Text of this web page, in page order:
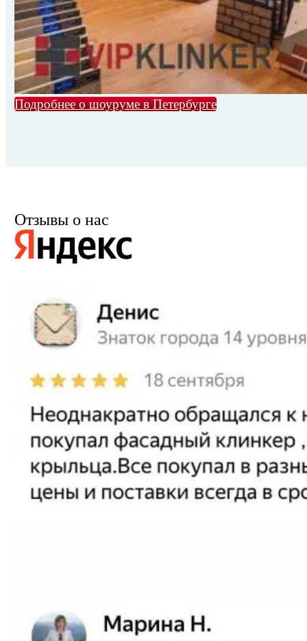
Подробнее о шоуруме в Петербурге
Отзывы о нас